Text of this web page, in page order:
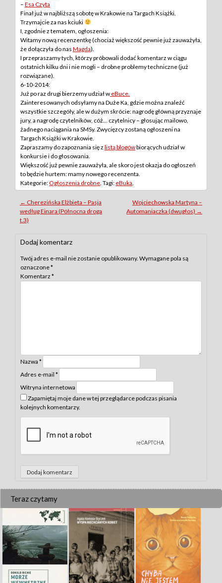
– Esa Czyta
Finał już w najbliższą sobotę w Krakowie na Targach Książki.
Trzymajcie za nas kciuki
I, zgodnie z tematem, ogłoszenia:
Witamy nową recenzentkę (chociaż większość pewnie już zauważyła,
że dołączyła do nas Magda).
I przepraszamy tych, którzy próbowali dodać komentarz w ciągu
ostatnich kilku dni i nie mogli – drobne problemy techniczne (już
rozwiązane).
6-10-2014:
Już po raz drugi bierzemy udział w eBuce.
Zainteresowanych odsyłamy na Duże Ka, gdzie można znaleźć
wszystkie szczegóły, ale w dużym skrócie: nagrodę główną przyznaje
jury, a nagrodę czytelników, cóż… czytelnicy – głosując mailowo,
żadnego naciągania na SMSy. Zwycięzcy zostaną ogłoszeni na
Targach Książki w Krakowie.
Zapraszamy do zapoznania się z listą blogówbiorących udział w
konkursie i do głosowania.
Większość już pewnie zauważyła, ale skoro jest okazja do ogłoszeń
to będzie hurtem: mamy nowego recenzenta.
Kategorie:Ogłoszenia drobne. Tagi: eBuka.
Post
navigation
← Cherezińska Elżbieta – Pasja
według Einara (Północna droga
t.3)
Wojciechowska Martyna –
Automaniaczka (dwugłos) →
Dodaj komentarz
Twój adres e-mail nie zostanie opublikowany. Wymagane pola są
oznaczone*
Komentarz *
Nazwa *
Adres e-mail *
Witryna internetowa
Zapamiętaj moje dane w tej przeglądarce podczas pisania
kolejnych komentarzy.
Teraz czytamy